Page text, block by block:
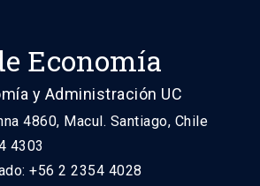
Economía
y Administración UC
4860, Macul. Santiago, Chile
4303
+56 2 2354 4028